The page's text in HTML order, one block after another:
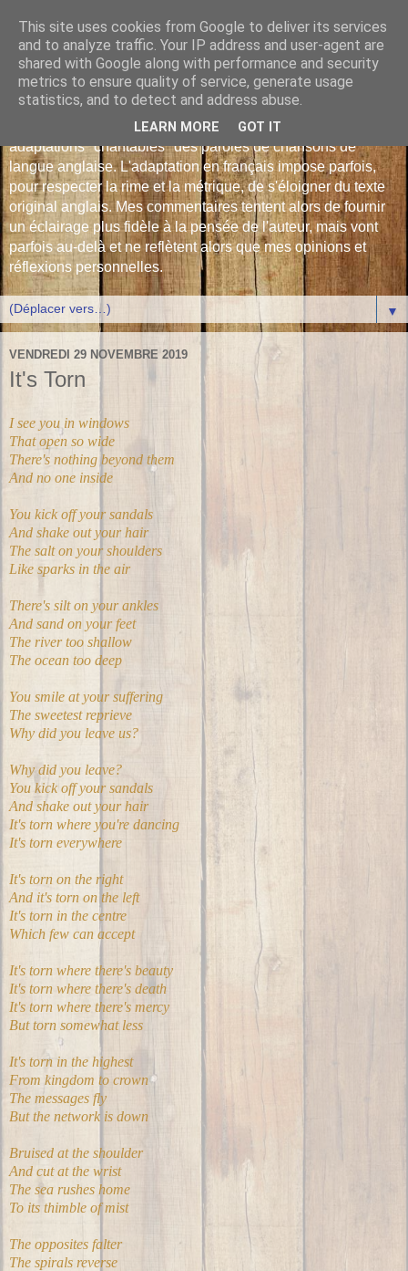
Les Monophonies de
Polyphrène
Versions françaises inédites : déjà plus de 510 traductions -
adaptations "chantables" des paroles de chansons de
langue anglaise. L'adaptation en français impose parfois,
pour respecter la rime et la métrique, de s'éloigner du texte
original anglais. Mes commentaires tentent alors de fournir
un éclairage plus fidèle à la pensée de l'auteur, mais vont
parfois au-delà et ne reflètent alors que mes opinions et
réflexions personnelles.
▼
VENDREDI 29 NOVEMBRE 2019
It's Torn
I see you in windows
That open so wide
There's nothing beyond them
And no one inside
You kick off your sandals
And shake out your hair
The salt on your shoulders
Like sparks in the air
There's silt on your ankles
And sand on your feet
The river too shallow
The ocean too deep
You smile at your suffering
The sweetest reprieve
Why did you leave us?
Why did you leave?
You kick off your sandals
And shake out your hair
It's torn where you're dancing
It's torn everywhere
It's torn on the right
And it's torn on the left
It's torn in the centre
Which few can accept
It's torn where there's beauty
It's torn where there's death
It's torn where there's mercy
But torn somewhat less
It's torn in the highest
From kingdom to crown
The messages fly
But the network is down
Bruised at the shoulder
And cut at the wrist
The sea rushes home
To its thimble of mist
The opposites falter
The spirals reverse
This site uses cookies from Google to deliver its services
and to analyze traffic. Your IP address and user-agent are
shared with Google along with performance and security
metrics to ensure quality of service, generate usage
statistics, and to detect and address abuse.
LEARN MORE GOT IT